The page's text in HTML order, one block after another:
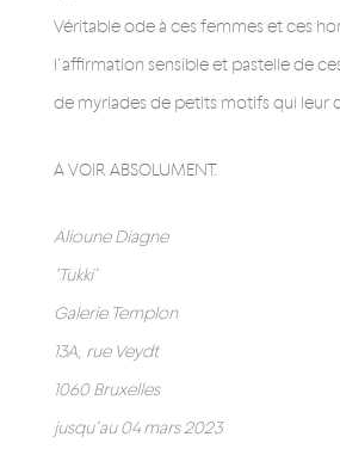
Véritable ode à ces femmes et ces
l’affirmation sensible et pastelle de
de myriades de petits motifs qui leur
A VOIR ABSOLUMENT.
Alioune Diagne
‘Tukki’
Galerie Templon
13A, rue Veydt
1060 Bruxelles
jusqu’au 04 mars 2023